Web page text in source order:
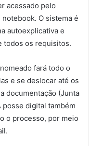
acessado pelo
O sistema é
autoexplicativa e
todos os requisitos.
fará todo o
e se deslocar até os
documentação (Junta
posse digital também
o processo, por meio